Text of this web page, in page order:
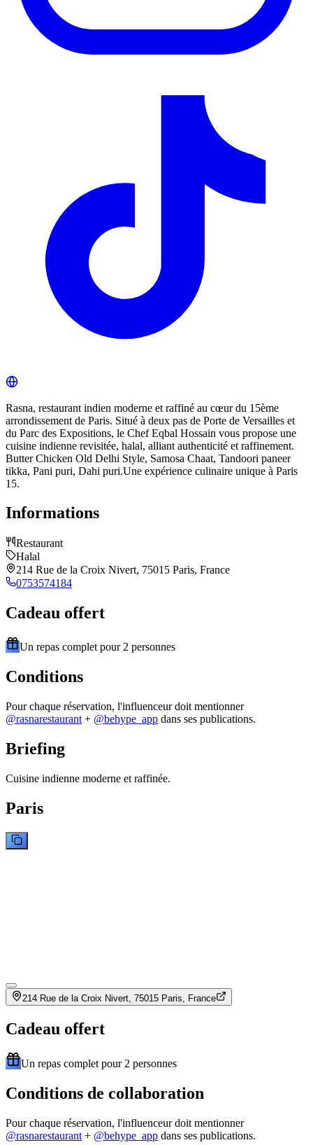
Rasna, restaurant indien moderne et raffiné au cœur du 15ème
arrondissement de Paris. Situé à deux pas de Porte de Versailles et
du Parc des Expositions, le Chef Eqbal Hossain vous propose une
cuisine indienne revisitée, halal, alliant authenticité et raffinement.
Butter Chicken Old Delhi Style, Samosa Chaat, Tandoori paneer
tikka, Pani puri, Dahi puri.Une expérience culinaire unique à Paris
15.
Informations
Restaurant
Halal
214 Rue de la Croix Nivert, 75015 Paris, France
0753574184
Cadeau offert
Un repas complet pour 2 personnes
Conditions
Pour chaque réservation, l'influenceur doit mentionner
@rasnarestaurant + @behype_app dans ses publications.
Briefing
Cuisine indienne moderne et raffinée.
Paris
214 Rue de la Croix Nivert, 75015 Paris, France
Cadeau offert
Un repas complet pour 2 personnes
Conditions de collaboration
Pour chaque réservation, l'influenceur doit mentionner
@rasnarestaurant + @behype_app dans ses publications.